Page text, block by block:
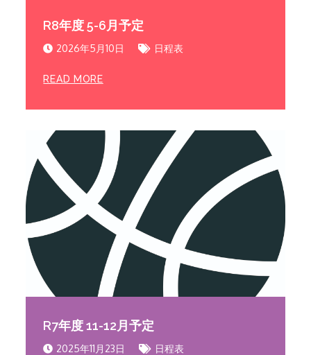
R8年度 5-6月予定
2026年5月10日 日程表
READ MORE
R7年度 11-12月予定
2025年11月23日 日程表